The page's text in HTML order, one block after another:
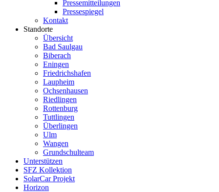
Pressemitteilungen
Pressespiegel
Kontakt
Standorte
Übersicht
Bad Saulgau
Biberach
Eningen
Friedrichshafen
Laupheim
Ochsenhausen
Riedlingen
Rottenburg
Tuttlingen
Überlingen
Ulm
Wangen
Grundschulteam
Unterstützen
SFZ Kollektion
SolarCar Projekt
Horizon